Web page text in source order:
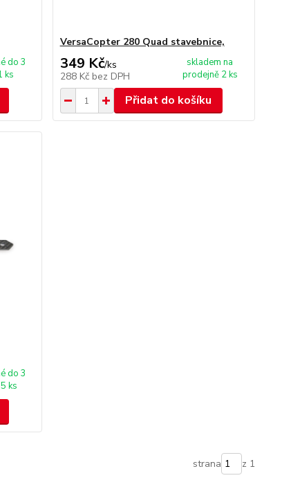
do 3
ks
VersaCopter 280 Quad stavebnice,
349 Kč/ks
288 Kč bez DPH
skladem na
prodejně 2 ks
Přidat do košíku
do 3
ks
strana z 1